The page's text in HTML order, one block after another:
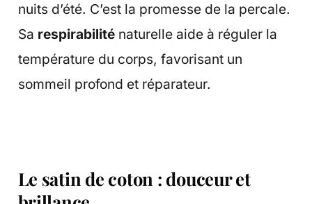
nuits d’été. C’est la promesse de la percale.
Sa respirabiliténaturelle aide à réguler la
température du corps, favorisant un
sommeil profond et réparateur.
Le satin de coton : douceur et